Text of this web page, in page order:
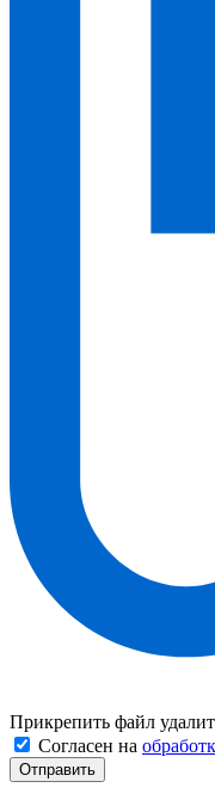
Прикрепить файл
Согласен на